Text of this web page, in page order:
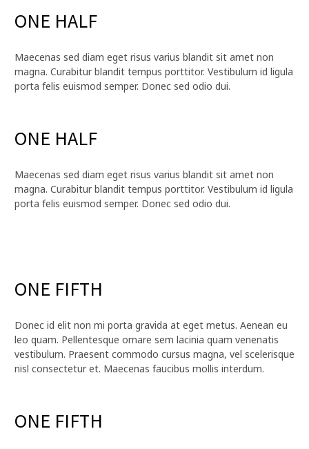
ONE HALF
Maecenas sed diam eget risus varius blandit sit amet non
magna. Curabitur blandit tempus porttitor. Vestibulum id ligula
porta felis euismod semper. Donec sed odio dui.
ONE HALF
Maecenas sed diam eget risus varius blandit sit amet non
magna. Curabitur blandit tempus porttitor. Vestibulum id ligula
porta felis euismod semper. Donec sed odio dui.
ONE FIFTH
Donec id elit non mi porta gravida at eget metus. Aenean eu
leo quam. Pellentesque ornare sem lacinia quam venenatis
vestibulum. Praesent commodo cursus magna, vel scelerisque
nisl consectetur et. Maecenas faucibus mollis interdum.
ONE FIFTH